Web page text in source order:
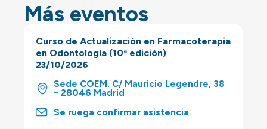
Más eventos
Curso de Actualización en Farmacoterapia
en Odontología (10ª edición)
23/10/2026
Sede COEM. C/ Mauricio Legendre, 38
– 28046 Madrid
Se ruega confirmar asistencia